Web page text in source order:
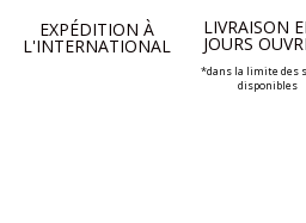
EXPÉDITION À
L'INTERNATIONAL
LIVRAISON
JOURS
*dans la limite des
disponibles